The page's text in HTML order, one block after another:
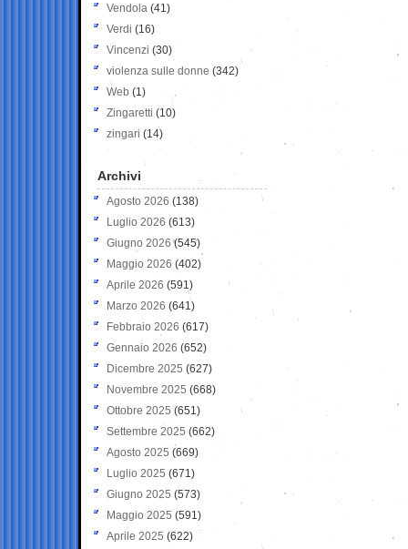
Vendola (41)
Verdi (16)
Vincenzi (30)
violenza sulle donne (342)
Web (1)
Zingaretti (10)
zingari (14)
Archivi
Agosto 2026 (138)
Luglio 2026 (613)
Giugno 2026 (545)
Maggio 2026 (402)
Aprile 2026 (591)
Marzo 2026 (641)
Febbraio 2026 (617)
Gennaio 2026 (652)
Dicembre 2025 (627)
Novembre 2025 (668)
Ottobre 2025 (651)
Settembre 2025 (662)
Agosto 2025 (669)
Luglio 2025 (671)
Giugno 2025 (573)
Maggio 2025 (591)
Aprile 2025 (622)